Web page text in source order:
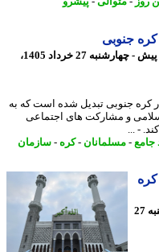
جنوبی
51 روز پیش - چهارشنبه 27 خرداد 1405،
جنوبی تبدیل شده است که به
و مشارکت های اجتماعی
...
-مسلمانان-کره-سازمان
27